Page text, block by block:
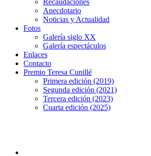
Anecdotario
Noticias y Actualidad
Fotos
Galería siglo XX
Galería espectáculos
Enlaces
Contacto
Premio Teresa Cunillé
Primera edición (2019)
Segunda edición (2021)
Tercera edición (2023)
Cuarta edición (2025)